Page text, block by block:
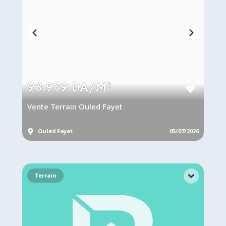
93.939 DA/M²
Vente Terrain Ouled Fayet
Ouled Fayet 05/07/2026
Terrain